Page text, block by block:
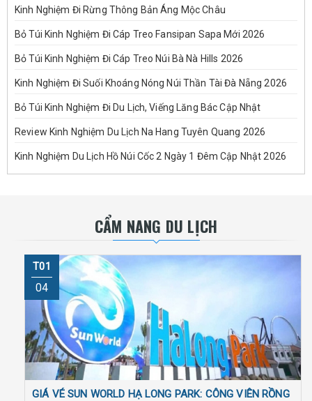
Kinh Nghiệm Đi Rừng Thông Bản Áng Mộc Châu
Bỏ Túi Kinh Nghiệm Đi Cáp Treo Fansipan Sapa Mới 2026
Bỏ Túi Kinh Nghiệm Đi Cáp Treo Núi Bà Nà Hills 2026
Kinh Nghiệm Đi Suối Khoáng Nóng Núi Thần Tài Đà Nẵng 2026
Bỏ Túi Kinh Nghiệm Đi Du Lịch, Viếng Lăng Bác Cập Nhật
Review Kinh Nghiệm Du Lịch Na Hang Tuyên Quang 2026
Kinh Nghiệm Du Lịch Hồ Núi Cốc 2 Ngày 1 Đêm Cập Nhật 2026
CẨM NANG DU LỊCH
T01
04
GIÁ VÉ SUN WORLD HẠ LONG PARK: CÔNG VIÊN RỒNG